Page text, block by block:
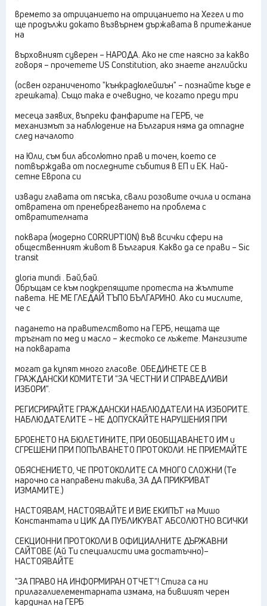
времето за отрицанието на отрицанието на Хегел и то
ще продължи докато възвърнем държавата в притежание
на
върховният суверен – НАРОДА. Ако не сте наясно за какво
говоря – прочетете US Constitution, ако знаете английски
(освен ограниченото "кънкрадюлейшън" – познайте къде е
грешката). Също така е очевидно, че когато преди три
месеца заявих, въпреки фанфарите на ГЕРБ, че
механизмът за наблюдение на България няма да отпадне
след началото
на Юли, съм бил абсолютно прав и точен, което се
потвърждава от последните събития в ЕП и ЕК. Най-
сетне Европа си
извади главата от пясъка, свали розовите очила и остана
отвратена от пренебрегването на проблема с
отвратителната
поквара (модерно CORRUPTION) във всички сфери на
общественният живот в България. Какво да се прави – Sic
transit
gloria mundi . Бай,бай.
Обръщам се към подкрепящите протеста на жълтите
павета. НЕ МЕ ГЛЕДАЙ ТЪПО БЪЛГАРИНО. Ако си мислите,
че с
падането на правителството на ГЕРБ, нещата ще
тръгнат по мед и масло – жестоко се лъжете. Мангизите
на покварата
могат да купят много гласове. ОБЕДИНЕТЕ СЕ В
ГРАЖДАНСКИ КОМИТЕТИ "ЗА ЧЕСТНИ И СПРАВЕДЛИВИ
ИЗБОРИ".
РЕГИСРИРАЙТЕ ГРАЖДАНСКИ НАБЛЮДАТЕЛИ НА ИЗБОРИТЕ.
НАБЛЮДАТЕЛИТЕ – НЕ ДОПУСКАЙТЕ НАРУШЕНИЯ ПРИ
БРОЕНЕТО НА БЮЛЕТИНИТЕ, ПРИ ОБОБЩАВАНЕТО ИМ и
СГРЕШЕНИ ПРИ ПОПЪЛВАНЕТО ПРОТОКОЛИ. НЕ ПРИЕМАЙТЕ
ОБЯСНЕНИЕТО, ЧЕ ПРОТОКОЛИТЕ СА МНОГО СЛОЖНИ (Те
нарочно са направени такива, ЗА ДА ПРИКРИВАТ
ИЗМАМИТЕ.)
НАСТОЯВАМ, НАСТОЯВАЙТЕ И ВИЕ ЕКИПЪТ на Мишо
Константата и ЦИК ДА ПУБЛИКУВАТ АБСОЛЮТНО ВСИЧКИ
СЕКЦИОННИ ПРОТОКОЛИ В ОФИЦИАЛНИТЕ ДЪРЖАВНИ
САЙТОВЕ (Ай Ти специалисти има достатъчно)–
НАСТОЯВАЙТЕ
"ЗА ПРАВО НА ИНФОРМИРАН ОТЧЕТ"! Стига са ни
прилагалиелементарната измама, на бившият черен
кардинал на ГЕРБ